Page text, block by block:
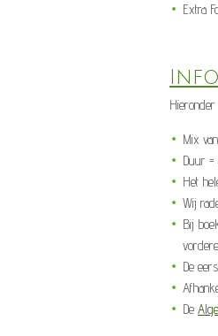
Extra
Mix
Duur =
Het
Wij
Bij
De
De